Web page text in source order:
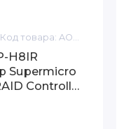
Код товара: AOC-SAS2LP-H8IR
H8IR
Supermicro
Controller